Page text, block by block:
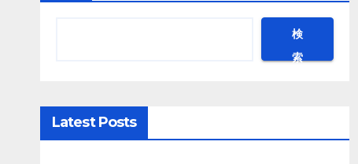
検
索
Latest Posts